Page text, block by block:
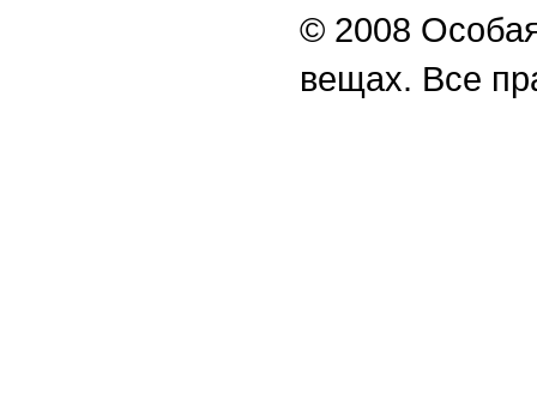
© 2008
вещах. Все